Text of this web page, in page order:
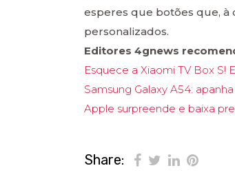
esperes que botões que, à
personalizados.
Editores 4gnews
Esquece a Xiaomi TV Box S!
Samsung Galaxy A54:
Apple surpreende e baixa
Share: